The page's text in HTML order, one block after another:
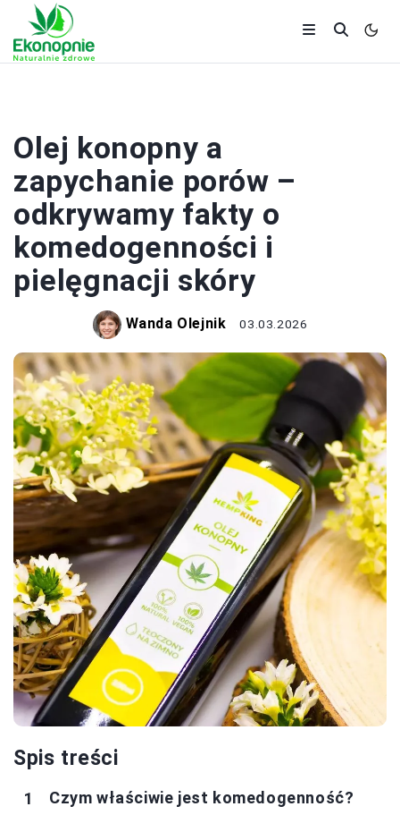
Olej konopny a
zapychanie porów –
odkrywamy fakty o
komedogenności i
pielęgnacji skóry
Wanda Olejnik 03.03.2026
Spis treści
Czym właściwie jest komedogenność?